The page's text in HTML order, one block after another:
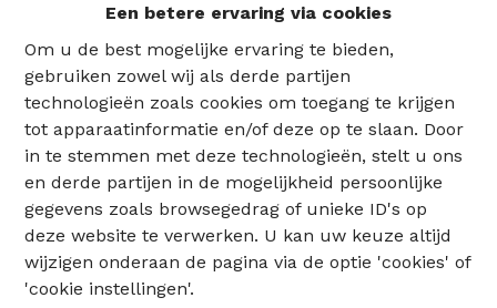
Een betere ervaring via cookies
Om u de best mogelijke ervaring te bieden,
gebruiken zowel wij als derde partijen
technologieën zoals cookies om toegang te krijgen
tot apparaatinformatie en/of deze op te slaan. Door
in te stemmen met deze technologieën, stelt u ons
en derde partijen in de mogelijkheid persoonlijke
gegevens zoals browsegedrag of unieke ID's op
deze website te verwerken. U kan uw keuze altijd
wijzigen onderaan de pagina via de optie 'cookies' of
'cookie instellingen'.
performante panden vaker aanleiding geven tot
onderhandelingen.
Ook de regelgeving rond huurindexatie en
renovatiedoelstellingen versterkt deze trend. In
Brussel is energieprestatie geen bijkomend voordeel
meer, maar een fundamenteel criterium.
Energetische renovatie is daarmee zowel een
waardevermeerdering als een noodzakelijke